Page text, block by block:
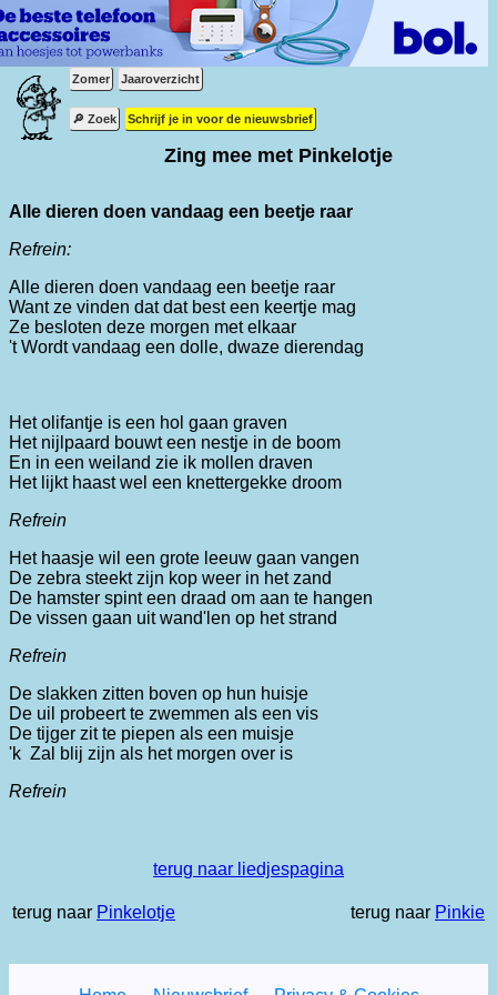
Zomer Jaaroverzicht
🔎 Zoek Schrijf je in voor de nieuwsbrief
Zing mee met Pinkelotje
Alle dieren doen vandaag een beetje raar
Refrein:
Alle dieren doen vandaag een beetje raar
Want ze vinden dat dat best een keertje mag
Ze besloten deze morgen met elkaar
't Wordt vandaag een dolle, dwaze dierendag
Het olifantje is een hol gaan graven
Het nijlpaard bouwt een nestje in de boom
En in een weiland zie ik mollen draven
Het lijkt haast wel een knettergekke droom
Refrein
Het haasje wil een grote leeuw gaan vangen
De zebra steekt zijn kop weer in het zand
De hamster spint een draad om aan te hangen
De vissen gaan uit wand'len op het strand
Refrein
De slakken zitten boven op hun huisje
De uil probeert te zwemmen als een vis
De tijger zit te piepen als een muisje
'k Zal blij zijn als het morgen over is
Refrein
terug naar liedjespagina
terug naar Pinkelotje terug naar Pinkie